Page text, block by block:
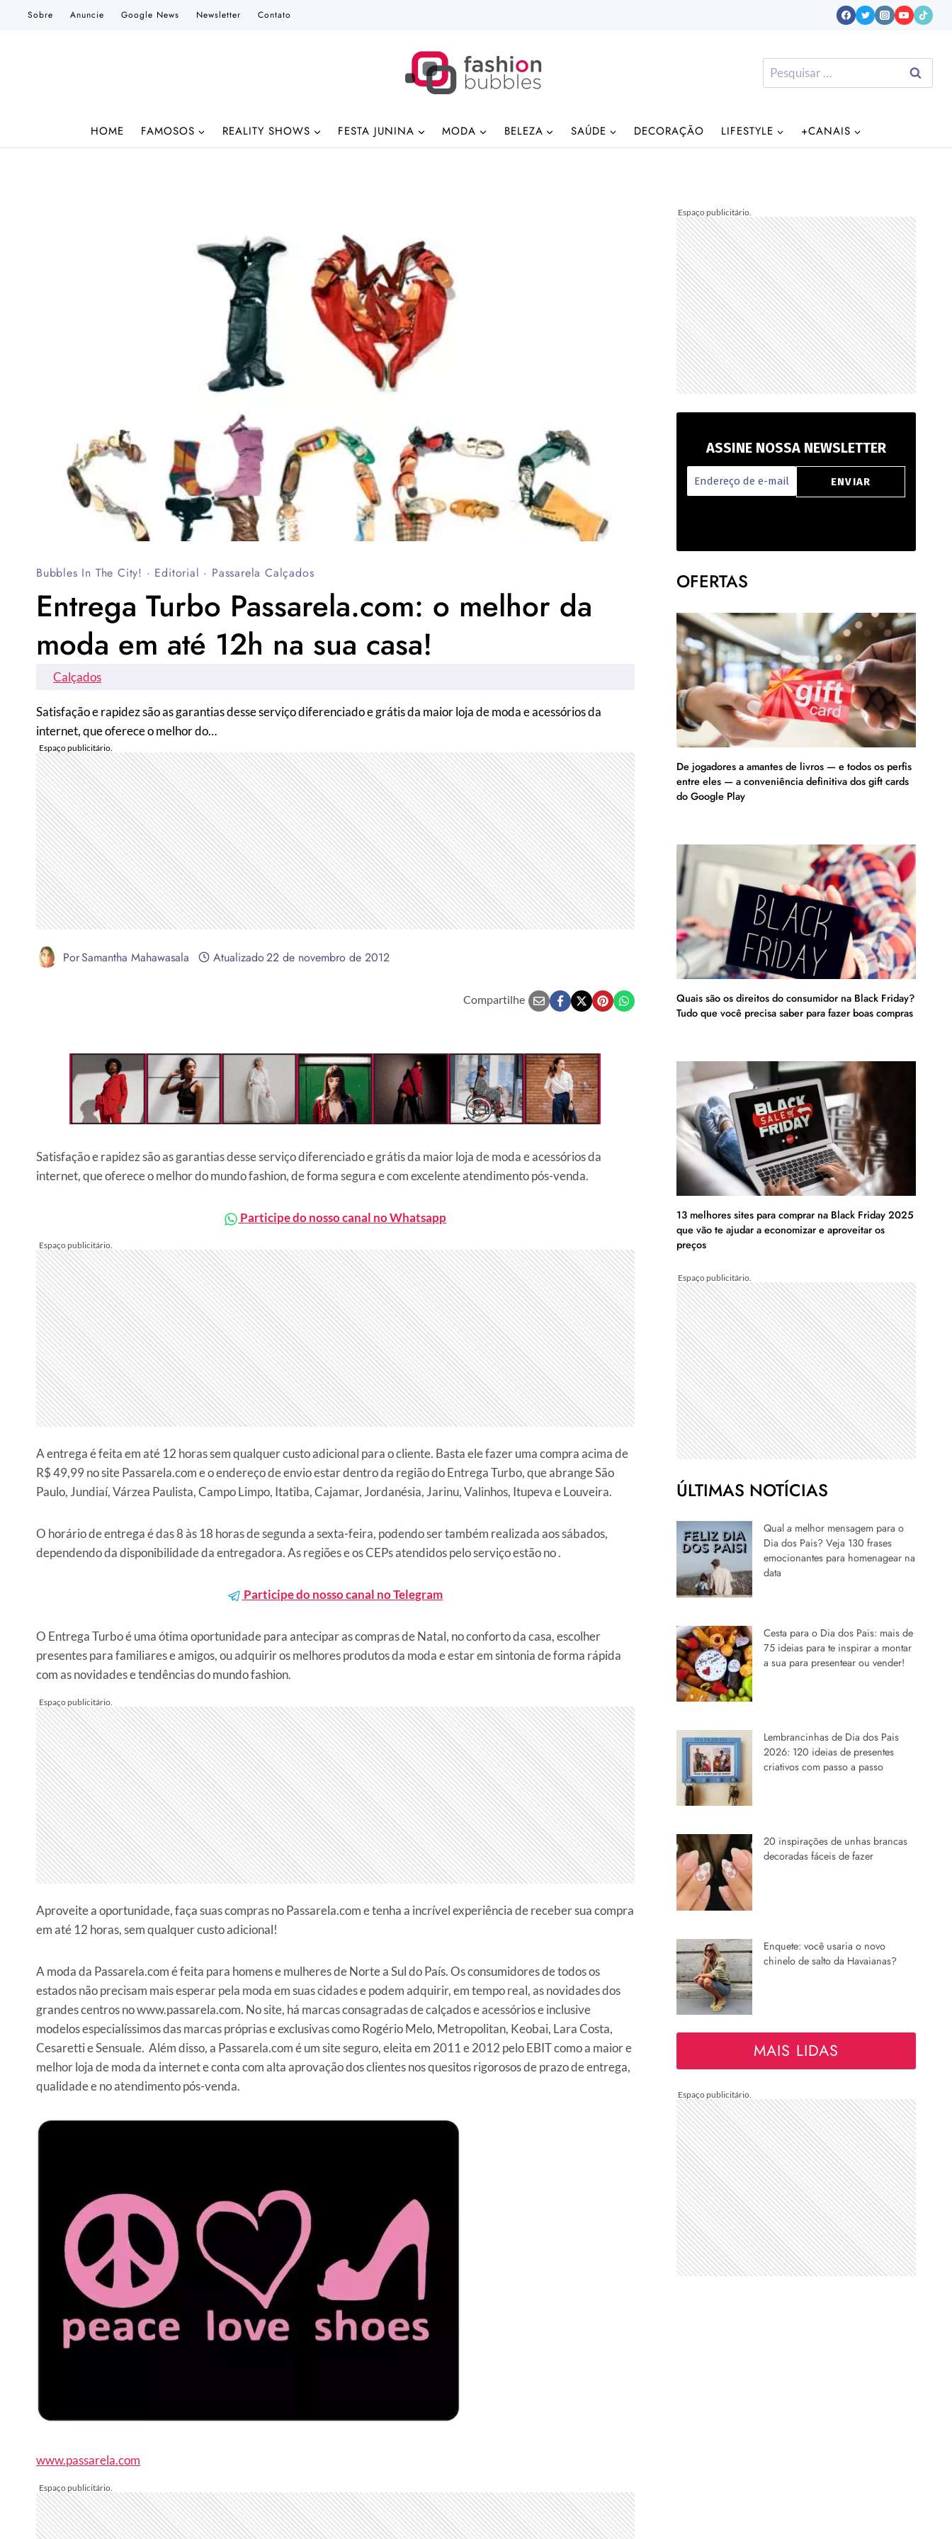
Sobre Anuncie Google News Newsletter Contato
Pesquisar
por:
HOME FAMOSOS REALITY SHOWS FESTA JUNINA MODA BELEZA SAÚDE DECORAÇÃO LIFESTYLE +CANAIS
Bubbles In The City! · Editorial · Passarela Calçados
Entrega Turbo Passarela.com: o melhor da
moda em até 12h na sua casa!
Calçados
Satisfação e rapidez são as garantias desse serviço diferenciado e grátis da maior loja de moda e acessórios da
internet, que oferece o melhor do…
PorSamantha Mahawasala Atualizado22 de novembro de 2012
Compartilhe
Satisfação e rapidez são as garantias desse serviço diferenciado e grátis da maior loja de moda e acessórios da
internet, que oferece o melhor do mundo fashion, de forma segura e com excelente atendimento pós-venda.
Participe do nosso canal no Whatsapp
A entrega é feita em até 12 horas sem qualquer custo adicional para o cliente. Basta ele fazer uma compra acima de
R$ 49,99 no site Passarela.com e o endereço de envio estar dentro da região do Entrega Turbo, que abrange São
Paulo, Jundiaí, Várzea Paulista, Campo Limpo, Itatiba, Cajamar, Jordanésia, Jarinu, Valinhos, Itupeva e Louveira.
O horário de entrega é das 8 às 18 horas de segunda a sexta-feira, podendo ser também realizada aos sábados,
dependendo da disponibilidade da entregadora. As regiões e os CEPs atendidos pelo serviço estão no .
Participe do nosso canal no Telegram
O Entrega Turbo é uma ótima oportunidade para antecipar as compras de Natal, no conforto da casa, escolher
presentes para familiares e amigos, ou adquirir os melhores produtos da moda e estar em sintonia de forma rápida
com as novidades e tendências do mundo fashion.
Aproveite a oportunidade, faça suas compras no Passarela.com e tenha a incrível experiência de receber sua compra
em até 12 horas, sem qualquer custo adicional!
A moda da Passarela.com é feita para homens e mulheres de Norte a Sul do País. Os consumidores de todos os
estados não precisam mais esperar pela moda em suas cidades e podem adquirir, em tempo real, as novidades dos
grandes centros no www.passarela.com. No site, há marcas consagradas de calçados e acessórios e inclusive
modelos especialíssimos das marcas próprias e exclusivas como Rogério Melo, Metropolitan, Keobai, Lara Costa,
Cesaretti e Sensuale. Além disso, a Passarela.com é um site seguro, eleita em 2011 e 2012 pelo EBIT como a maior e
melhor loja de moda da internet e conta com alta aprovação dos clientes nos quesitos rigorosos de prazo de entrega,
qualidade e no atendimento pós-venda.
www.passarela.com
ASSINE NOSSA NEWSLETTER
OFERTAS
De jogadores a amantes de livros — e todos os perfis
entre eles — a conveniência definitiva dos gift cards
do Google Play
Quais são os direitos do consumidor na Black Friday?
Tudo que você precisa saber para fazer boas compras
13 melhores sites para comprar na Black Friday 2025
que vão te ajudar a economizar e aproveitar os
preços
ÚLTIMAS NOTÍCIAS
Qual a melhor mensagem para o
Dia dos Pais? Veja 130 frases
emocionantes para homenagear na
data
Cesta para o Dia dos Pais: mais de
75 ideias para te inspirar a montar
a sua para presentear ou vender!
Lembrancinhas de Dia dos Pais
2026: 120 ideias de presentes
criativos com passo a passo
20 inspirações de unhas brancas
decoradas fáceis de fazer
Enquete: você usaria o novo
chinelo de salto da Havaianas?
MAIS LIDAS